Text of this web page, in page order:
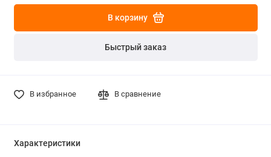
В корзину
Быстрый заказ
В избранное В сравнение
Характеристики